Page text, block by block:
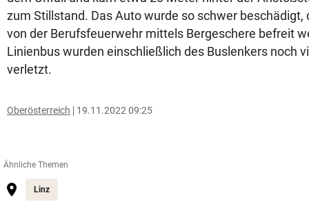
zum Stillstand. Das Auto wurde so schwer beschädigt,
von der Berufsfeuerwehr mittels Bergeschere befreit
Linienbus wurden einschließlich des Buslenkers noch
verletzt.
Oberösterreich 19.11.2022 09:25
Ähnliche Themen
Linz